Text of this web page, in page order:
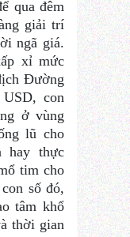
qua đêm
giải trí
ngã giá.
xỉ mức
Đường
con
ở vùng
lũ cho
hay thực
tim cho
số đó,
tâm khổ
thời gian